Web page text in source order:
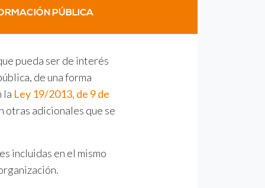
PÚBLICA
pueda ser de interés
de una forma
la Ley 19/2013, de 9 de
otras adicionales que se
incluidas en el mismo